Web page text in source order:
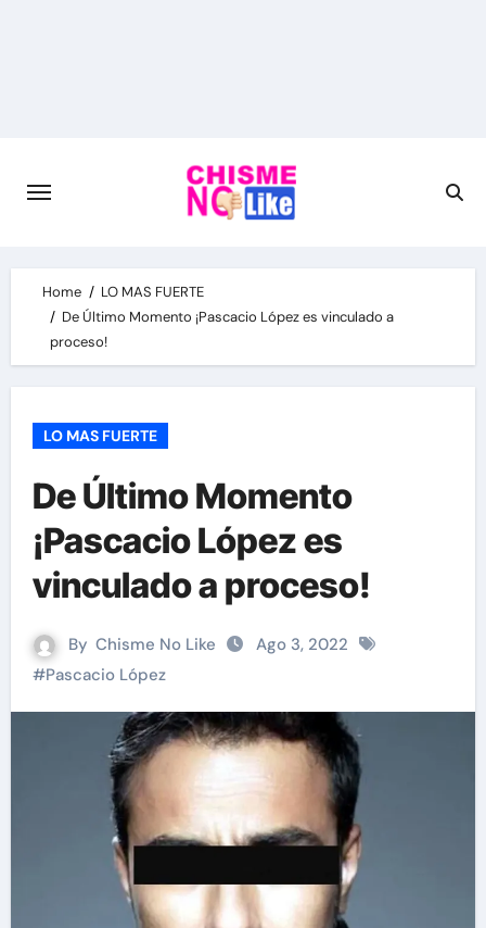
Home
LO MAS FUERTE
De Último Momento ¡Pascacio López es vinculado a
proceso!
LO MAS FUERTE
De Último Momento
¡Pascacio López es
vinculado a proceso!
By Chisme No Like
Ago 3, 2022
#Pascacio López